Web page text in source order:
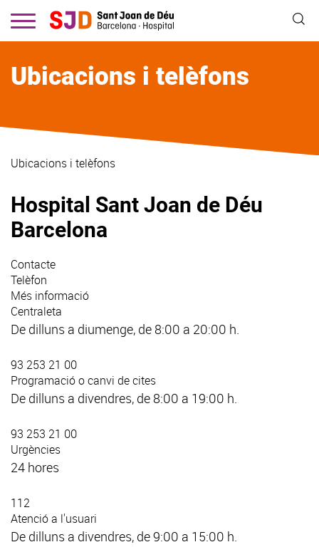
contingut
Ubicacions i telèfons
Ubicacions i telèfons
Hospital Sant Joan de Déu
Barcelona
Contacte
Telèfon
Més informació
Centraleta
De dilluns a diumenge, de 8:00 a 20:00 h.
93 253 21 00
Programació o canvi de cites
De dilluns a divendres, de 8:00 a 19:00 h.
93 253 21 00
Urgències
24 hores
112
Atenció a l'usuari
De dilluns a divendres, de 9:00 a 15:00 h.